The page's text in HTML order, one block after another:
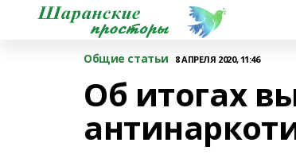
Общие статьи 8 АПРЕЛЯ 2020, 11:46
Об итогах